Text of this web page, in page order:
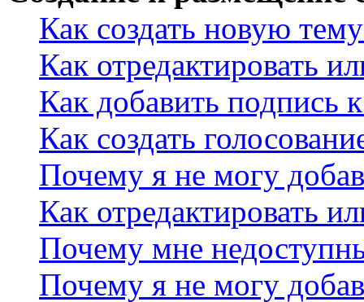
Как создать новую
Как отредактировать
Как добавить подпись
Как создать
Почему я не могу
Как отредактировать
Почему мне
Почему я не могу